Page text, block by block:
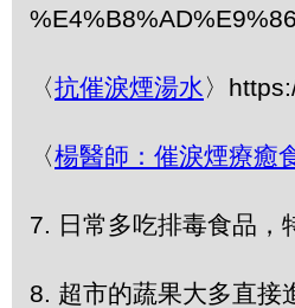
〈抗催淚煙湯水〉
〈楊醫師：催淚煙療癒
7. 日常多吃排毒食品，
8. 超市的蔬果大多直接